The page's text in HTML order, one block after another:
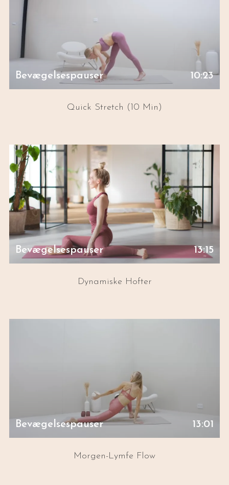
Bevægelsespauser 10:23
Quick Stretch (10 Min)
Bevægelsespauser 13:15
Dynamiske Hofter
Bevægelsespauser 13:01
Morgen-Lymfe Flow